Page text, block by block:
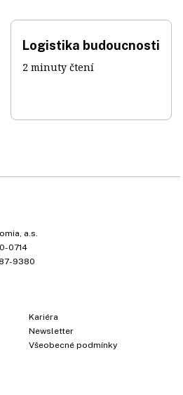
Logistika budoucnosti
2 minuty čtení
a.s.
0714
9380
Kariéra
Newsletter
Všeobecné podmínky